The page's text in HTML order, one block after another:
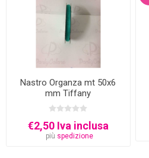
Nastro Organza mt 50x6
mm Tiffany
€2,50 Iva inclusa
più spedizione